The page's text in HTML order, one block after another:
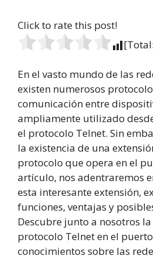
Click to rate this post!
[Total:
En el vasto mundo de las
existen numerosos
comunicación entre
ampliamente utilizado
el protocolo Telnet. Sin
la existencia de una
protocolo que opera en el
artículo, nos adentraremos
esta interesante extensión,
funciones, ventajas y
Descubre junto a nosotros
protocolo Telnet en el
conocimientos sobre las